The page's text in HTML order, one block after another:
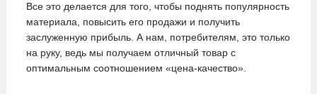
Все это делается для того, чтобы поднять популярность
материала, повысить его продажи и получить
заслуженную прибыль. А нам, потребителям, это только
на руку, ведь мы получаем отличный товар с
оптимальным соотношением «цена-качество».